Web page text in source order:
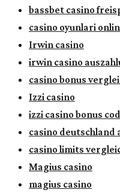
bassbet casino
casino oyunlari
Irwin casino
irwin casino
casino bonus
Izzi casino
izzi casino bonus
casino deutschland
casino limits
Magius casino
magius casino